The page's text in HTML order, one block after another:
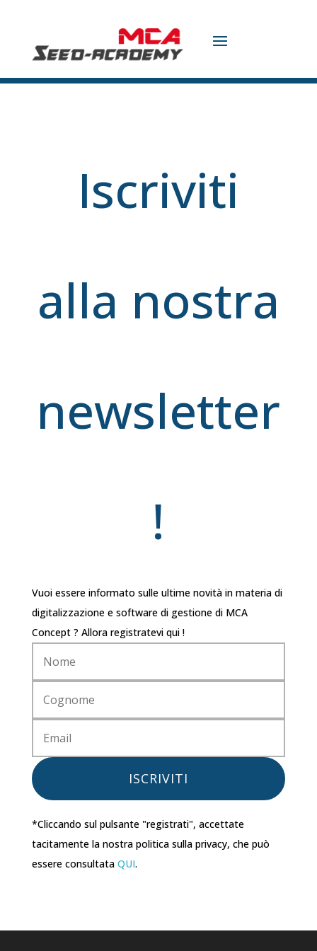
Iscriviti
alla nostra
newsletter
!
Vuoi essere informato sulle ultime novità in materia di
digitalizzazione e software di gestione di MCA
Concept ? Allora registratevi qui !
ISCRIVITI
*Cliccando sul pulsante "registrati", accettate
tacitamente la nostra politica sulla privacy, che può
essere consultata QUI.